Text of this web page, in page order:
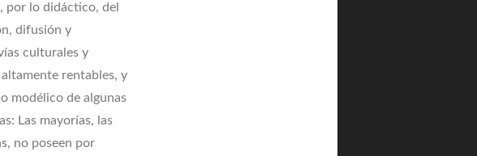
por lo didáctico, del
difusión y
culturales y
rentables, y
modélico de algunas
Las mayorías, las
no poseen por